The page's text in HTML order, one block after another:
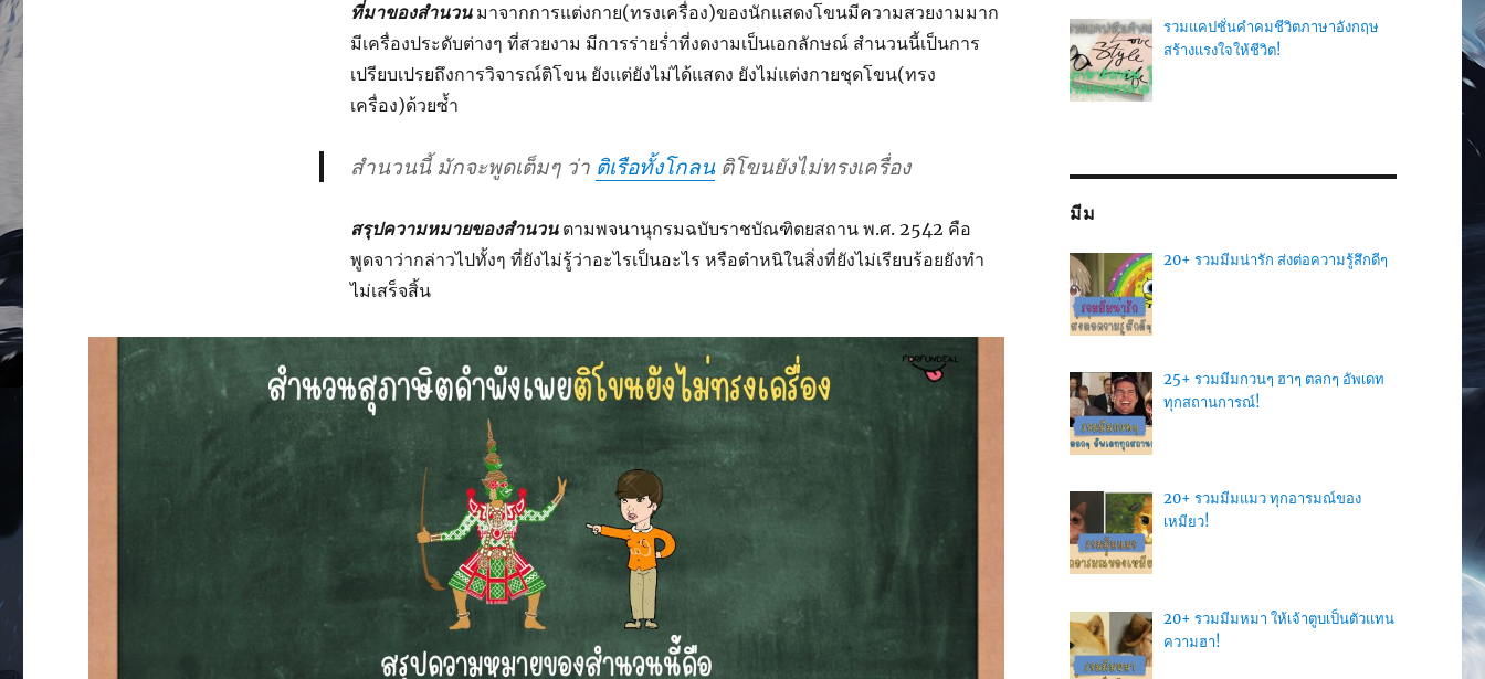
ที่มาของสำนวนมาจากการแต่งกาย(ทรงเครื่อง)ของนักแสดงโขนมีความสวยงามมาก
มีเครื่องประดับต่างๆ ที่สวยงาม มีการร่ายร่ำที่งดงามเป็นเอกลักษณ์ สำนวนนี้เป็นการ
เปรียบเปรยถึงการวิจารณ์ติโขน ยังแต่ยังไม่ได้แสดง ยังไม่แต่งกายชุดโขน(ทรง
เครื่อง)ด้วยซ้ำ
สำนวนนี้ มักจะพูดเต็มๆ ว่า ติเรือทั้งโกลนติโขนยังไม่ทรงเครื่อง
สรุปความหมายของสำนวนตามพจนานุกรมฉบับราชบัณฑิตยสถาน พ.ศ. 2542 คือ
พูดจาว่ากล่าวไปทั้งๆ ที่ยังไม่รู้ว่าอะไรเป็นอะไร หรือตำหนิในสิ่งที่ยังไม่เรียบร้อยยังทำ
ไม่เสร็จสิ้น
รวมแคปชั่นคำคมชีวิตภาษาอังกฤษ
สร้างแรงใจให้ชีวิต!
มีม
20+ รวมมีมน่ารัก ส่งต่อความรู้สึกดีๆ
25+ รวมมีมกวนๆ ฮาๆ ตลกๆ อัพเดท
ทุกสถานการณ์!
20+ รวมมีมแมว ทุกอารมณ์ของ
เหมียว!
20+ รวมมีมหมา ให้เจ้าตูบเป็นตัวแทน
ความฮา!